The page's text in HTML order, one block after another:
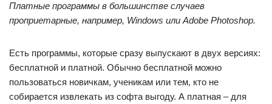
Платные программы в большинстве случаев
проприетарные, например, Windows или Adobe Photoshop.
Есть программы, которые сразу выпускают в двух версиях:
бесплатной и платной. Обычно бесплатной можно
пользоваться новичкам, ученикам или тем, кто не
собирается извлекать из софта выгоду. А платная – для